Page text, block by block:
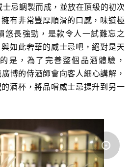
忌調製而成，並放在頂級的初次
有非常豐厚順滑的口感，味道極
悠長強勁，是款令人一試難忘之
如此奢華的威士忌吧，絕對是天
是，為了完善整個品酒體驗，
博的侍酒師會向客人細心講解，
酒杯，將品嚐威士忌提升到另一